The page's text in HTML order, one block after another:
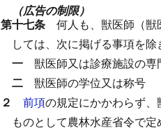
（広告の制限）
第十七条 何人も、獣医師（獣
しては、次に掲げる事項を
一 獣医師又は診療施設の専
二 獣医師の学位又は称号
２ 前項の規定にかかわらず
ものとして農林水産省令で定